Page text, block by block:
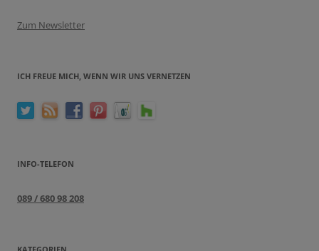
Zum Newsletter
ICH FREUE MICH, WENN WIR UNS VERNETZEN
INFO-TELEFON
089 / 680 98 208